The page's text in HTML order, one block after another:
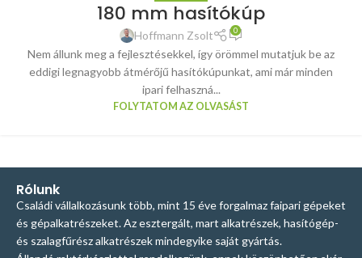
180 mm hasítókúp
Hoffmann Zsolt 0
Nem állunk meg a fejlesztésekkel, így örömmel mutatjuk be az
eddigi legnagyobb átmérőjű hasítókúpunkat, ami már minden
ipari felhaszná...
FOLYTATOM AZ OLVASÁST
Rólunk
Családi vállalkozásunk több, mint 15 éve forgalmaz faipari gépeket
és gépalkatrészeket. Az esztergált, mart alkatrészek, hasítógép-
és szalagfűrész alkatrészek mindegyike saját gyártás.